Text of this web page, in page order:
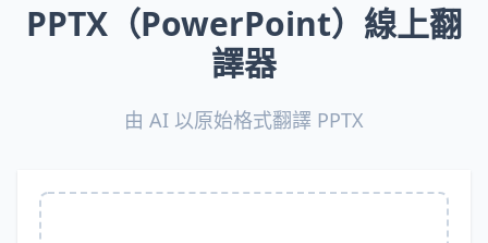
PPTX（PowerPoint）線上翻
譯器
由 AI 以原始格式翻譯 PPTX